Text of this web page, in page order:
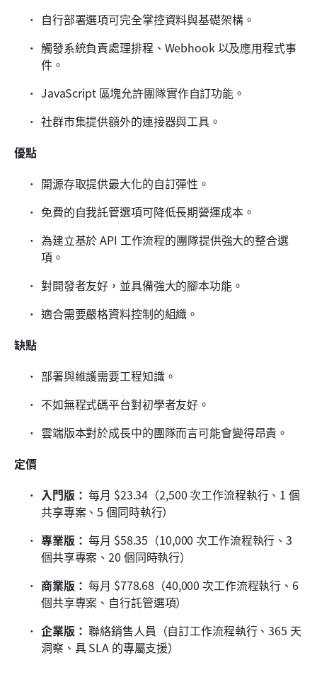
自行部署選項可完全掌控資料與基礎架構。
觸發系統負責處理排程、Webhook 以及應用程式事
件。
JavaScript 區塊允許團隊實作自訂功能。
社群市集提供額外的連接器與工具。
優點
開源存取提供最大化的自訂彈性。
免費的自我託管選項可降低長期營運成本。
為建立基於 API 工作流程的團隊提供強大的整合選
項。
對開發者友好，並具備強大的腳本功能。
適合需要嚴格資料控制的組織。
缺點
部署與維護需要工程知識。
不如無程式碼平台對初學者友好。
雲端版本對於成長中的團隊而言可能會變得昂貴。
定價
入門版： 每月 $23.34（2,500 次工作流程執行、1 個
共享專案、5 個同時執行）
專業版： 每月 $58.35（10,000 次工作流程執行、3
個共享專案、20 個同時執行）
商業版： 每月 $778.68（40,000 次工作流程執行、6
個共享專案、自行託管選項）
企業版： 聯絡銷售人員（自訂工作流程執行、365 天
洞察、具 SLA 的專屬支援）